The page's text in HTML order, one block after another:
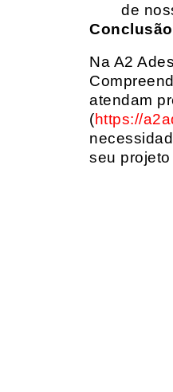
de
Na A2
atendam
(https://
seu